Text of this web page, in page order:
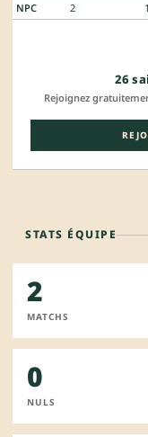
NPC 2 1
26
Rejoignez
STATS ÉQUIPE
2
MATCHS
0
NULS